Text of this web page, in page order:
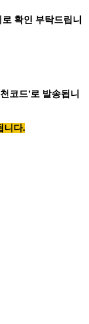
확인 부탁드립니
코드'로 발송됩니
니다.